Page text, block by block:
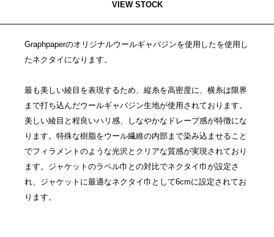
VIEW STOCK
Graphpaperのオリジナルウールギャバジンを使用したを使用し
たネクタイになります。
最も美しい綾目を表現するため、縦糸を高密度に、横糸は限界
まで打ち込んだウールギャバジン生地が使用されております。
美しい綾目と程良いハリ感、しなやかなドレープ感が特徴にな
ります。特殊な樹脂をウール繊維の内部まで染み込ませること
でフィラメントのような光沢とクリアな質感が実現されており
ます。ジャケットのラペル巾との対比でネクタイ巾が設定さ
れ、ジャケットに最適なネクタイ巾として6cmに設定されてお
ります。